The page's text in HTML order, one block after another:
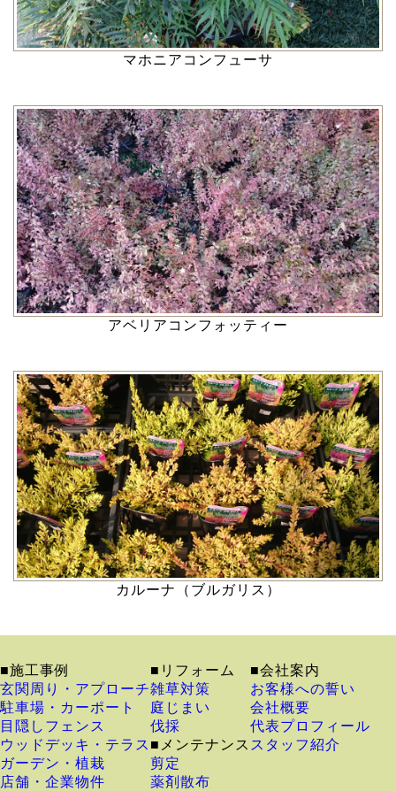
マホニアコンフューサ
アベリアコンフォッティー
カルーナ（ブルガリス）
■施工事例
玄関周り・アプローチ
駐車場・カーポート
目隠しフェンス
ウッドデッキ・テラス
ガーデン・植栽
店舗・企業物件
■リフォーム
雑草対策
庭じまい
伐採
■メンテナンス
剪定
薬剤散布
■会社案内
お客様への誓い
会社概要
代表プロフィール
スタッフ紹介